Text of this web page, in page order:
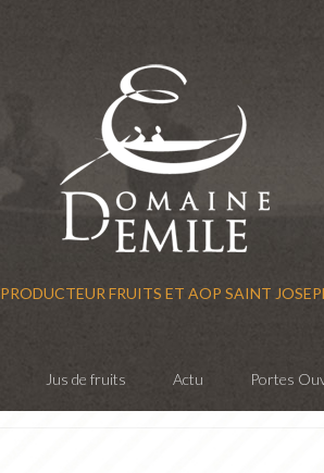
PRODUCTEUR FRUITS ET AOP SAINT
Jus de fruits Actu Portes